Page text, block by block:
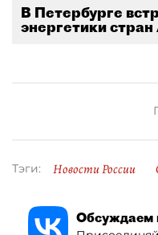
В Петербурге
энергетики
Тэги: Новости России
Обсуждаем